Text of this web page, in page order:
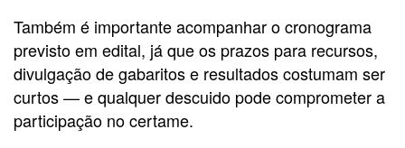
Também é importante acompanhar o cronograma
previsto em edital, já que os prazos para recursos,
divulgação de gabaritos e resultados costumam ser
curtos — e qualquer descuido pode comprometer a
participação no certame.